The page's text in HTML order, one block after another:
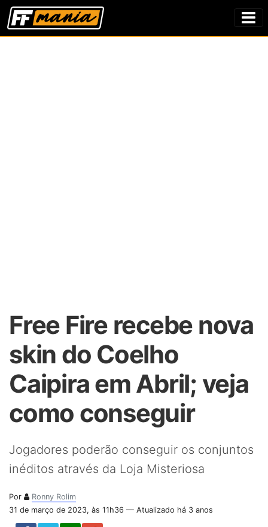
Free Fire recebe nova
skin do Coelho
Caipira em Abril; veja
como conseguir
Jogadores poderão conseguir os conjuntos
inéditos através da Loja Misteriosa
Por
Ronny Rolim
31 de março de 2023, às 11h36 — Atualizado há 3 anos